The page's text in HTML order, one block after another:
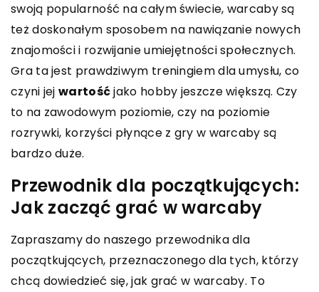
swoją popularność na całym świecie, warcaby są
też doskonałym sposobem na nawiązanie nowych
znajomości i rozwijanie umiejętności społecznych.
Gra ta jest prawdziwym treningiem dla umysłu, co
czyni jej wartośćjako hobby jeszcze większą. Czy
to na zawodowym poziomie, czy na poziomie
rozrywki, korzyści płynące z gry w warcaby są
bardzo duże.
Przewodnik dla początkujących:
Jak zacząć grać w warcaby
Zapraszamy do naszego przewodnika dla
początkujących, przeznaczonego dla tych, którzy
chcą dowiedzieć się, jak grać w warcaby. To